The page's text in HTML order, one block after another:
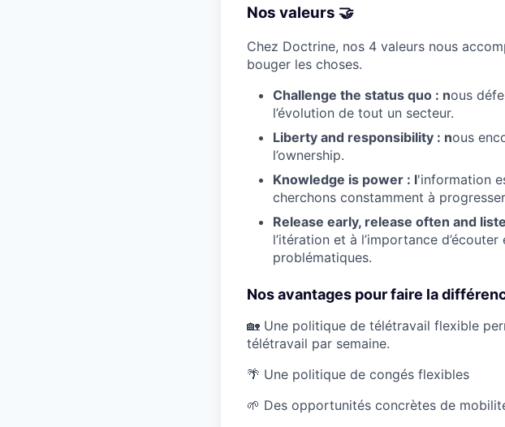
Nos valeurs 🤝
Chez Doctrine, nos 4 valeurs nous
bouger les choses.
Challenge the status quo : nous
l’évolution de tout un secteur.
Liberty and responsibility : nous
l’ownership.
Knowledge is power : l'information
cherchons constamment à
Release early, release often and
l’itération et à l’importance
problématiques.
Nos avantages pour faire la
🏡 Une politique de télétravail flexible
télétravail par semaine.
🌴 Une politique de congés flexibles
🌱 Des opportunités concrètes de